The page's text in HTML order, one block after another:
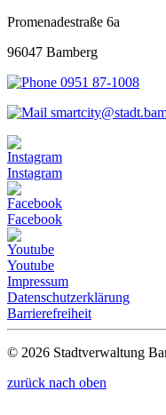
Promenadestraße 6a
96047 Bamberg
0951 87-1008
Instagram
Facebook
Youtube
Impressum
Datenschutzerklärung
Barrierefreiheit
© 2026 Stadtverwaltung
zurück nach oben